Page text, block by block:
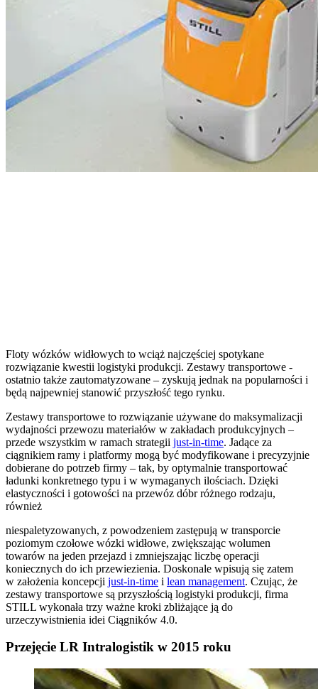
Floty wózków widłowych to wciąż najczęściej spotykane
rozwiązanie kwestii logistyki produkcji. Zestawy transportowe -
ostatnio także zautomatyzowane – zyskują jednak na popularności i
będą najpewniej stanowić przyszłość tego rynku.
Zestawy transportowe to rozwiązanie używane do maksymalizacji
wydajności przewozu materiałów w zakładach produkcyjnych –
przede wszystkim w ramach strategii just-in-time. Jadące za
ciągnikiem ramy i platformy mogą być modyfikowane i precyzyjnie
dobierane do potrzeb firmy – tak, by optymalnie transportować
ładunki konkretnego typu i w wymaganych ilościach. Dzięki
elastyczności i gotowości na przewóz dóbr różnego rodzaju,
również
niespaletyzowanych, z powodzeniem zastępują w transporcie
poziomym czołowe wózki widłowe, zwiększając wolumen
towarów na jeden przejazd i zmniejszając liczbę operacji
koniecznych do ich przewiezienia. Doskonale wpisują się zatem
w założenia koncepcji just-in-time i lean management. Czując, że
zestawy transportowe są przyszłością logistyki produkcji, firma
STILL wykonała trzy ważne kroki zbliżające ją do
urzeczywistnienia idei Ciągników 4.0.
Przejęcie LR Intralogistik w 2015 roku